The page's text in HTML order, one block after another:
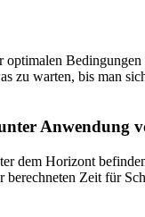
optimalen
zu warten, bis man
Anwendung
dem Horizont
Zeit für